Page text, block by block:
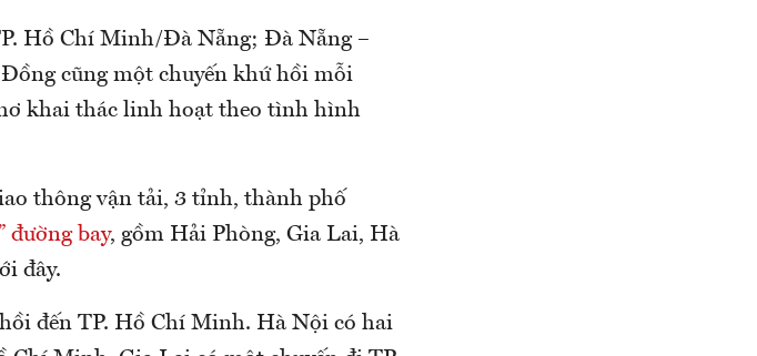
Hồ Chí Minh/Đà Nẵng; Đà Nẵng –
cũng một chuyến khứ hồi mỗi
khai thác linh hoạt theo tình hình
thông vận tải, 3 tỉnh, thành phố
đường bay, gồm Hải Phòng, Gia Lai, Hà
đây.
đến TP. Hồ Chí Minh. Hà Nội có hai